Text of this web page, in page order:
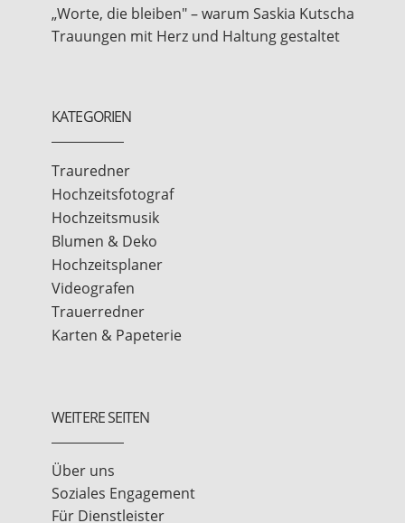
„Worte, die bleiben" – warum Saskia Kutscha
Trauungen mit Herz und Haltung gestaltet
KATEGORIEN
Trauredner
Hochzeitsfotograf
Hochzeitsmusik
Blumen & Deko
Hochzeitsplaner
Videografen
Trauerredner
Karten & Papeterie
WEITERE SEITEN
Über uns
Soziales Engagement
Für Dienstleister